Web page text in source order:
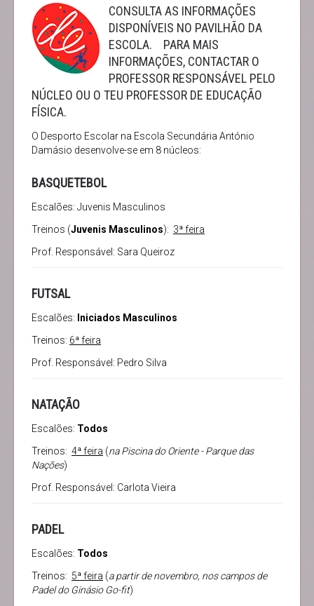
CONSULTA AS INFORMAÇÕES
DISPONÍVEIS NO PAVILHÃO DA
ESCOLA. PARA MAIS
INFORMAÇÕES, CONTACTAR O
PROFESSOR RESPONSÁVEL PELO
NÚCLEO OU O TEU PROFESSOR DE EDUCAÇÃO
FÍSICA.
O Desporto Escolar na Escola Secundária António
Damásio desenvolve-se em 8 núcleos:
BASQUETEBOL
Escalões: Juvenis Masculinos
Treinos (Juvenis Masculinos): 3ª feira
Prof. Responsável: Sara Queiroz
FUTSAL
Escalões: Iniciados Masculinos
Treinos: 6ª feira
Prof. Responsável: Pedro Silva
NATAÇÃO
Escalões: Todos
Treinos: 4ª feira (na Piscina do Oriente - Parque das
Nações)
Prof. Responsável: Carlota Vieira
PADEL
Escalões: Todos
Treinos: 5ª feira (a partir de novembro, nos campos de
Padel do Ginásio Go-fit)